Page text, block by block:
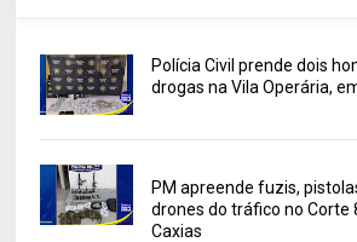
Polícia Civil prende dois
drogas na Vila Operária,
PM apreende fuzis,
drones do tráfico no Corte
Caxias